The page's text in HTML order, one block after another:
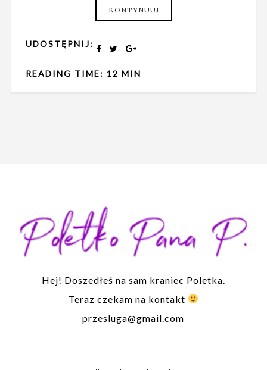
KONTYNUUJ
UDOSTĘPNIJ:
READING TIME: 12 MIN
Hej! Doszedłeś na sam kraniec Poletka.
Teraz czekam na kontakt
przesluga@gmail.com